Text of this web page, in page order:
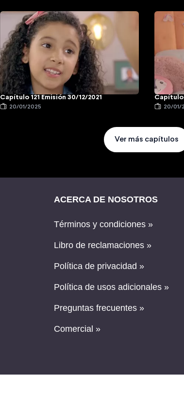
Capítulo 121 Emisión 30/12/2021
20/01/2025
Capítulo
20/01/
Ver más capítulos
ACERCA DE NOSOTROS
Términos y condiciones »
Libro de reclamaciones »
Política de privacidad »
Política de usos adicionales »
Preguntas frecuentes »
Comercial »